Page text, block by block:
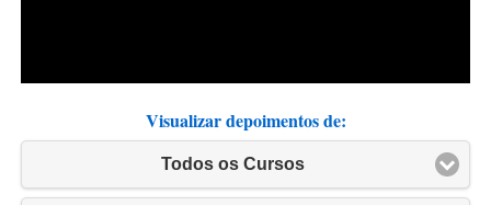
Visualizar depoimentos de:
Todos os Cursos